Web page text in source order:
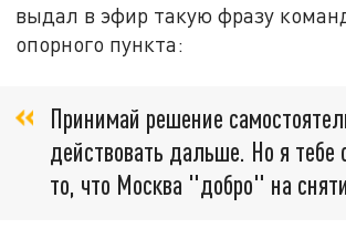
выдал в эфир такую фразу
опорного пункта:
Принимай решение
действовать дальше. Но я тебе
то, что Москва "добро" на